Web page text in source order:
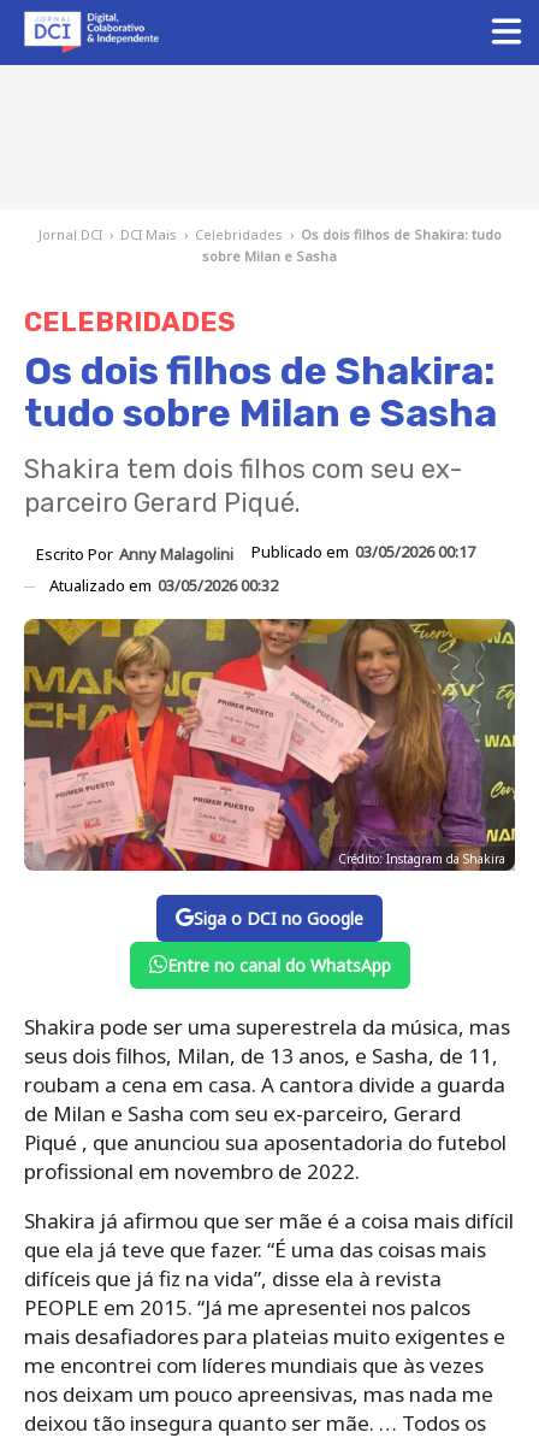
Jornal DCI › DCI Mais › Celebridades › Os dois filhos de Shakira: tudo
sobre Milan e Sasha
CELEBRIDADES
Os dois filhos de Shakira:
tudo sobre Milan e Sasha
Shakira tem dois filhos com seu ex-
parceiro Gerard Piqué.
Escrito Por Anny Malagolini Publicado em 03/05/2026 00:17
Atualizado em 03/05/2026 00:32
Crédito: Instagram da Shakira
Siga o DCI no Google
Entre no canal do WhatsApp
Shakira pode ser uma superestrela da música, mas
seus dois filhos, Milan, de 13 anos, e Sasha, de 11,
roubam a cena em casa. A cantora divide a guarda
de Milan e Sasha com seu ex-parceiro, Gerard
Piqué , que anunciou sua aposentadoria do futebol
profissional em novembro de 2022.
Shakira já afirmou que ser mãe é a coisa mais difícil
que ela já teve que fazer. “É uma das coisas mais
difíceis que já fiz na vida”, disse ela à revista
PEOPLE em 2015. “Já me apresentei nos palcos
mais desafiadores para plateias muito exigentes e
me encontrei com líderes mundiais que às vezes
nos deixam um pouco apreensivas, mas nada me
deixou tão insegura quanto ser mãe. … Todos os